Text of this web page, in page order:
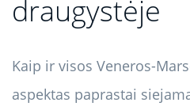
draugystėje
Kaip ir visos Veneros-
aspektas paprastai